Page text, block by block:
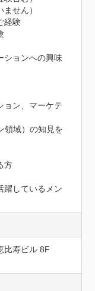
せん）
経験
ションへの興味
ョン、マーケテ
領域）の知見を
方
躍しているメン
比寿ビル 8F